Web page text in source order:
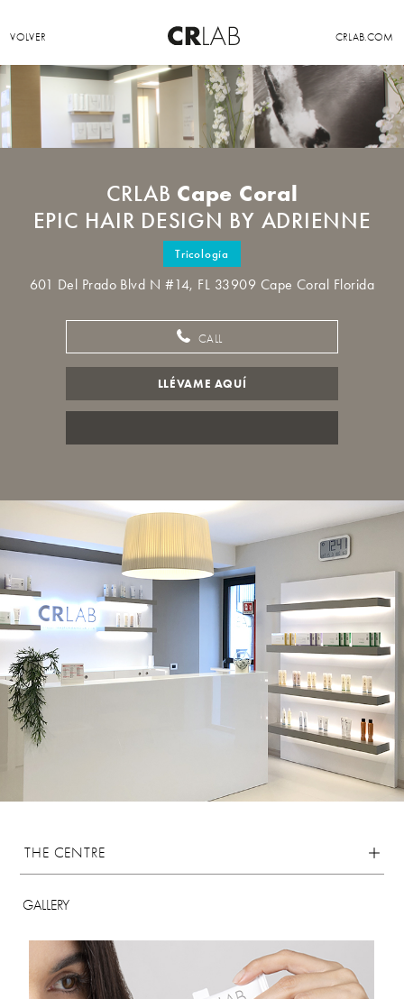
VOLVER CRLAB.COM
CRLAB Cape Coral
EPIC HAIR DESIGN BY ADRIENNE
Tricología
601 Del Prado Blvd N #14, FL 33909 Cape Coral Florida
CALL
LLÉVAME AQUÍ
THE CENTRE
GALLERY